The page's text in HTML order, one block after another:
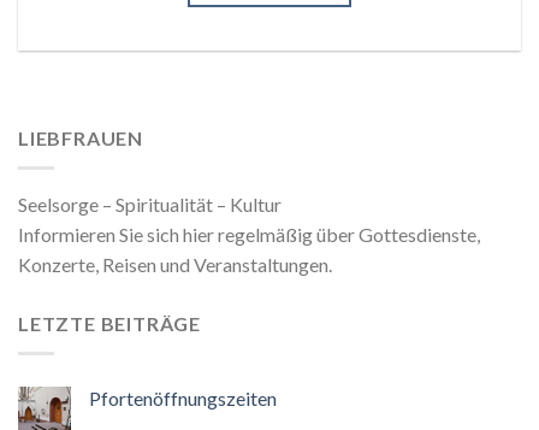
LIEBFRAUEN
Seelsorge – Spiritualität – Kultur
Informieren Sie sich hier regelmäßig über Gottesdienste,
Konzerte, Reisen und Veranstaltungen.
LETZTE BEITRÄGE
Pfortenöffnungszeiten